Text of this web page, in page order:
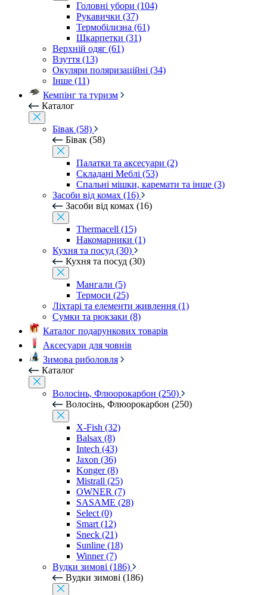
Головні убори (104)
Рукавички (37)
Термобілизна (61)
Шкарпетки (31)
Верхній одяг (61)
Взуття (13)
Окуляри поляризаційні (34)
Інше (11)
Кемпінг та туризм
Каталог
Бівак (58)
Бівак (58)
Палатки та аксесуари (2)
Складані Меблі (53)
Спальні мішки, каремати та інше (3)
Засоби від комах (16)
Засоби від комах (16)
Thermacell (15)
Накомарники (1)
Кухня та посуд (30)
Кухня та посуд (30)
Мангали (5)
Термоси (25)
Ліхтарі та елементи живлення (1)
Сумки та рюкзаки (8)
Каталог подарункових товарів
Аксесуари для човнів
Зимова риболовля
Каталог
Волосінь, Флюорокарбон (250)
Волосінь, Флюорокарбон (250)
X-Fish (32)
Balsax (8)
Intech (43)
Jaxon (36)
Konger (8)
Mistrall (25)
OWNER (7)
SASAME (28)
Select (0)
Smart (12)
Sneck (21)
Sunline (18)
Winner (7)
Вудки зимові (186)
Вудки зимові (186)